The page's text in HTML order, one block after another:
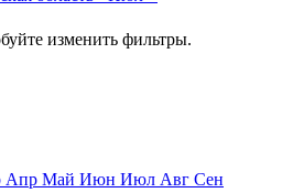
изменить фильтры.
Апр Май Июн Июл Авг Сен